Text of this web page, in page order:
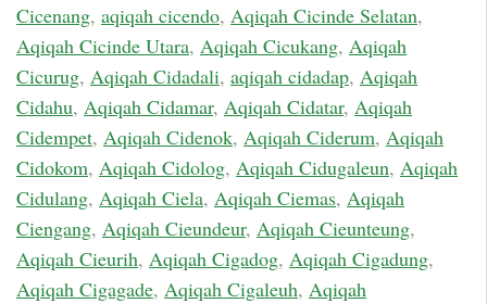
Cicenang, aqiqah cicendo, Aqiqah Cicinde Selatan,
Aqiqah Cicinde Utara, Aqiqah Cicukang, Aqiqah
Cicurug, Aqiqah Cidadali, aqiqah cidadap, Aqiqah
Cidahu, Aqiqah Cidamar, Aqiqah Cidatar, Aqiqah
Cidempet, Aqiqah Cidenok, Aqiqah Ciderum, Aqiqah
Cidokom, Aqiqah Cidolog, Aqiqah Cidugaleun, Aqiqah
Cidulang, Aqiqah Ciela, Aqiqah Ciemas, Aqiqah
Ciengang, Aqiqah Cieundeur, Aqiqah Cieunteung,
Aqiqah Cieurih, Aqiqah Cigadog, Aqiqah Cigadung,
Aqiqah Cigagade, Aqiqah Cigaleuh, Aqiqah